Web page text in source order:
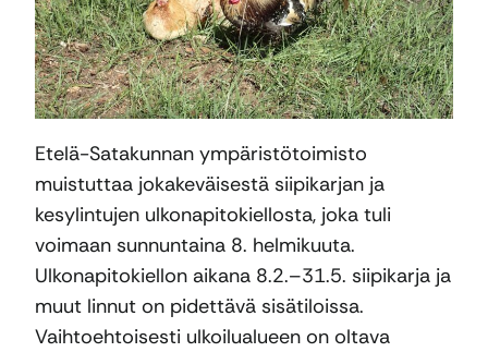
Etelä-Satakunnan ympäristötoimisto
muistuttaa jokakeväisestä siipikarjan ja
kesylintujen ulkonapitokiellosta, joka tuli
voimaan sunnuntaina 8. helmikuuta.
Ulkonapitokiellon aikana 8.2.–31.5. siipikarja ja
muut linnut on pidettävä sisätiloissa.
Vaihtoehtoisesti ulkoilualueen on oltava